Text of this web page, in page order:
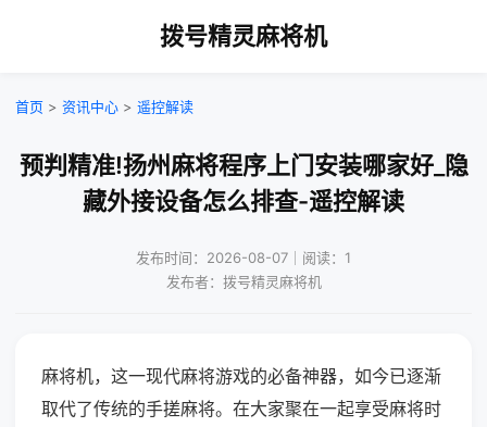
拨号精灵麻将机
首页 > 资讯中心 > 遥控解读
预判精准!扬州麻将程序上门安装哪家好_隐
藏外接设备怎么排查-遥控解读
发布时间：2026-08-07｜阅读：1
发布者：拨号精灵麻将机
麻将机，这一现代麻将游戏的必备神器，如今已逐渐
取代了传统的手搓麻将。在大家聚在一起享受麻将时